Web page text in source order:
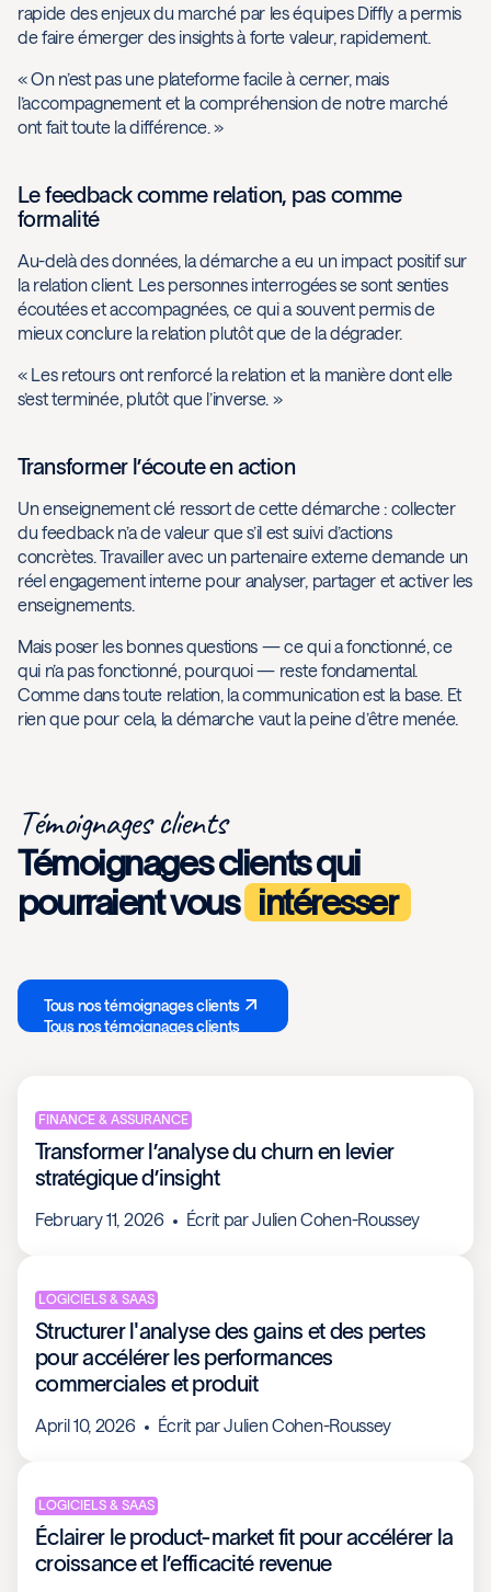
rapide des enjeux du marché par les équipes Diffly a permis
de faire émerger des insights à forte valeur, rapidement.
« On n’est pas une plateforme facile à cerner, mais
l’accompagnement et la compréhension de notre marché
ont fait toute la différence. »
Le feedback comme relation, pas comme
formalité
Au-delà des données, la démarche a eu un impact positif sur
la relation client. Les personnes interrogées se sont senties
écoutées et accompagnées, ce qui a souvent permis de
mieux conclure la relation plutôt que de la dégrader.
« Les retours ont renforcé la relation et la manière dont elle
s’est terminée, plutôt que l’inverse. »
Transformer l’écoute en action
Un enseignement clé ressort de cette démarche : collecter
du feedback n’a de valeur que s’il est suivi d’actions
concrètes. Travailler avec un partenaire externe demande un
réel engagement interne pour analyser, partager et activer les
enseignements.
Mais poser les bonnes questions — ce qui a fonctionné, ce
qui n’a pas fonctionné, pourquoi — reste fondamental.
Comme dans toute relation, la communication est la base. Et
rien que pour cela, la démarche vaut la peine d’être menée.
Témoignages clients
Témoignages clients qui
pourraient vous intéresser
Tous nos témoignages clients
Tous nos témoignages clients
FINANCE & ASSURANCE
Transformer l’analyse du churn en levier
stratégique d’insight
February 11, 2026 Écrit parJulien Cohen-Roussey
LOGICIELS & SAAS
Structurer l'analyse des gains et des pertes
pour accélérer les performances
commerciales et produit
April 10, 2026 Écrit parJulien Cohen-Roussey
LOGICIELS & SAAS
Éclairer le product-market fit pour accélérer la
croissance et l’efficacité revenue